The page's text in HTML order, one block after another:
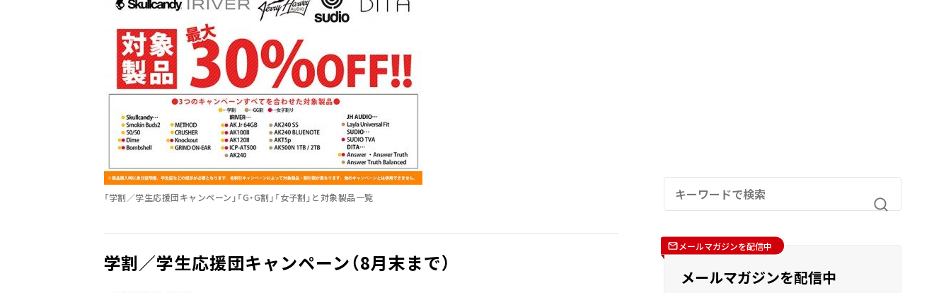
「学割／学生応援団キャンペーン」「G・G割」「女子割」と対象製品一覧
学割／学生応援団キャンペーン（8月末まで）
メールマガジンを配信中
メールマガジンを配信中